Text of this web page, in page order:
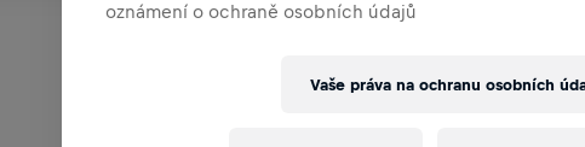
WINGS FOR LIFE WORLD RUN
oznámení o ochraně osobních údajů
Vaše práva na ochranu osobních